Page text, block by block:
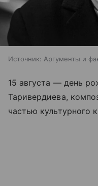
Источник: Аргументы и
15 августа — день
Таривердиева,
частью культурного